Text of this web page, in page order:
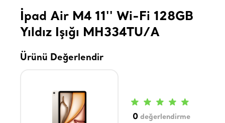
İpad Air M4 11'' Wi-Fi 128GB
Yıldız Işığı MH334TU/A
Ürünü Değerlendir
0 değerlendirme